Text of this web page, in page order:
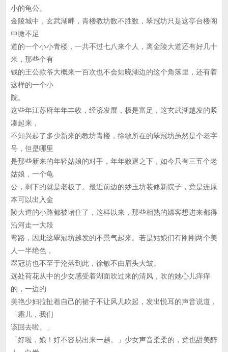
小的龟公。
金陵城中，玄武湖畔，青楼教坊数不胜数，翠冠坊只是这亭台楼阁
中微不足
道的一个小小青楼，一共不过七八来个人，离金陵大道还有好几十
米，那些个有
钱的王公款爷大概来一百次也不会知晓湖边的这个角落里，还有着
这样的一个小
院。
这些年江苏府年年丰收，经济发展，极是富足，这玄武湖越发的紧
凑起来，
不知兴起了多少新来的教坊青楼，徐敏所在的翠冠坊虽然是个老字
号，但是哪里
是那些新来的年轻姑娘的对手，年年败退之下，如今只有三五个老
姑娘，一个龟
公，剩下的就是老板了。最近前边的妙玉坊装修新院子，竟是连原
本可以出入金
陵大道的小路都被堵住了，这样以来，那些相熟的嫖客想进来都得
沿河走一大段
弯路，因此这翠冠坊越发的不景气起来。若是姑娘们有刚刚两个美
人一半绝色，
翠冠坊也不至于沦落到此，徐敏不由眉头大皱。
远处荷花从中的少女感受着湖面吹过来的清风，吹的她心儿痒痒
的，一边的
美艳少妇拉扯着自己的裙子不让风儿吹起，发出悦耳的声音说道，
「霜儿，我们
该回去啦。」
「好啦，娘！好不容易出来一趟。」少女声音柔柔的，竟也甜美醉